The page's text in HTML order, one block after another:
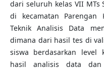
dari seluruh kelas VII MTs
di kecamatan Parengan
Teknik Analisis Data
dimana dari hasil tes di
siswa berdasarkan level
hasil analisis data dan